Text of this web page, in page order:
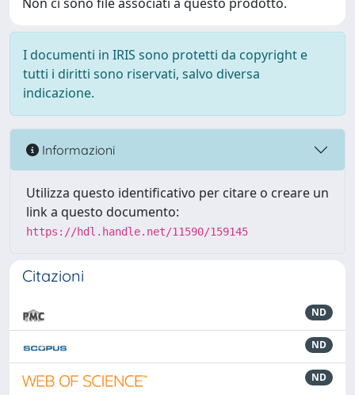
I documenti in IRIS sono protetti da copyright e
tutti i diritti sono riservati, salvo diversa
indicazione.
Informazioni
Utilizza questo identificativo per citare o creare un
link a questo documento:
https://hdl.handle.net/11590/159145
Citazioni
ND
ND
ND